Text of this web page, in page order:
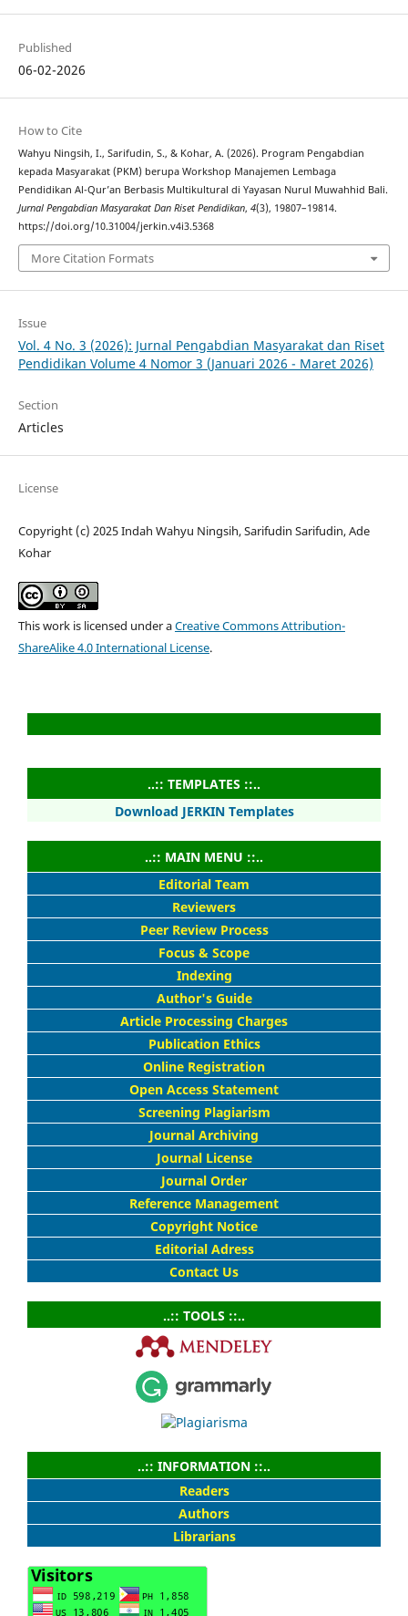
Published
06-02-2026
How to Cite
Wahyu Ningsih, I., Sarifudin, S., & Kohar, A. (2026). Program Pengabdian
kepada Masyarakat (PKM) berupa Workshop Manajemen Lembaga
Pendidikan Al-Qur’an Berbasis Multikultural di Yayasan Nurul Muwahhid Bali.
Jurnal Pengabdian Masyarakat Dan Riset Pendidikan, 4(3), 19807–19814.
https://doi.org/10.31004/jerkin.v4i3.5368
More Citation Formats
Issue
Vol. 4 No. 3 (2026): Jurnal Pengabdian Masyarakat dan Riset
Pendidikan Volume 4 Nomor 3 (Januari 2026 - Maret 2026)
Section
Articles
License
Copyright (c) 2025 Indah Wahyu Ningsih, Sarifudin Sarifudin, Ade
Kohar
This work is licensed under aCreative Commons Attribution-
ShareAlike 4.0 International License.
..:: TEMPLATES ::..
Download JERKIN Templates
..:: MAIN MENU ::..
Editorial Team
Reviewers
Peer Review Process
Focus & Scope
Indexing
Author's Guide
Article Processing Charges
Publication Ethics
Online Registration
Open Access Statement
Screening Plagiarism
Journal Archiving
Journal License
Journal Order
Reference Management
Copyright Notice
Editorial Adress
Contact Us
..:: TOOLS ::..
..:: INFORMATION ::..
Readers
Authors
Librarians